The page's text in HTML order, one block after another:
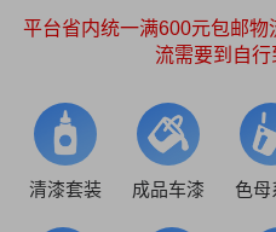
平台省内统一满600元包邮
流需要到自行
清漆套装 成品车漆 色母